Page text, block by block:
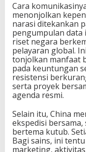
Cara
menonjolkan
narasi ditekankan
pengumpulan data
riset negara
pelayaran global.
tonjolkan manfaat
pada keuntungan
resistensi
serta proyek
agenda resmi.
Selain itu, China
ekspedisi
bertema kutub.
Bagi sains, ini
marketing,